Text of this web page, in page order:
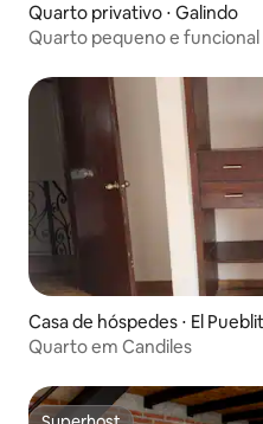
Quarto privativo ⋅ Galindo
Quarto pequeno e funcional
Casa de hóspedes ⋅ El
Quarto em Candiles